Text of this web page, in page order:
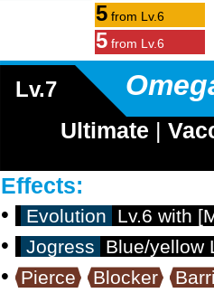
5 from Lv.6
5 from Lv.6
Lv.7
Ultimate |
Effects:
•
Evolution Lv.6 with
• Jogress Blue/yellow
• Pierce Blocker